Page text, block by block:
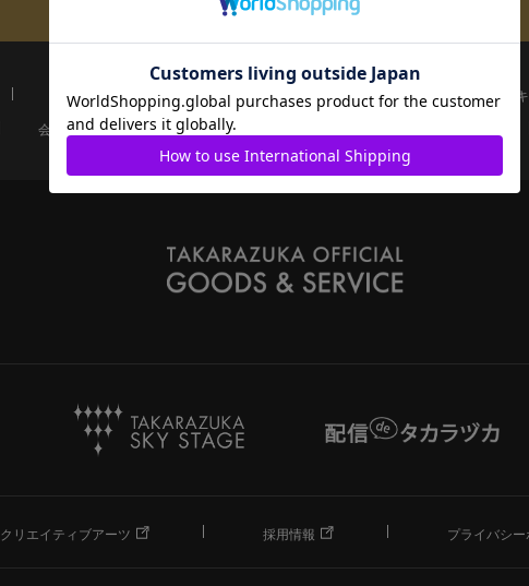
メールマガジンのご案内
配送について お支払い方法 決済について
会員ページ 宝塚歌劇共通ID新規会員登録
リエイティブアーツ 採用情報 プライバシ